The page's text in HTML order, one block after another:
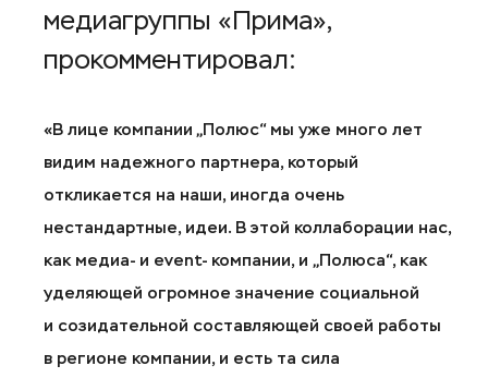
медиагруппы «Прима»,
прокомментировал:
«В лице компании „Полюс“ мы уже много лет
видим надежного партнера, который
откликается на наши, иногда очень
нестандартные, идеи. В этой коллаборации нас,
как медиа- и event- компании, и „Полюса“, как
уделяющей огромное значение социальной
и созидательной составляющей своей работы
в регионе компании, и есть та сила